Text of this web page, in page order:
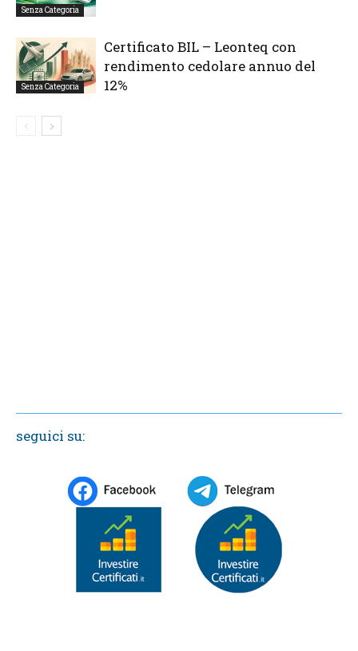
Senza Categoria
Senza Categoria
Certificato BIL – Leonteq con
rendimento cedolare annuo del
12%
seguici su: